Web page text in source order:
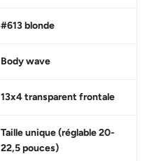
#613 blonde
Body wave
13x4 transparent frontale
Taille unique (réglable 20-
22,5 pouces)